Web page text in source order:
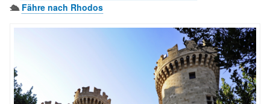
🛳️ Fähre nach Rhodos